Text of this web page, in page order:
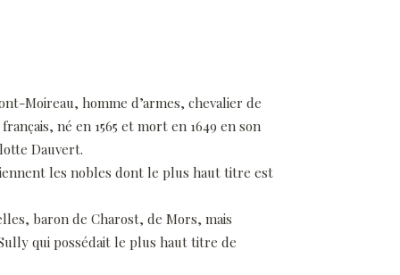
Moireau, homme d’armes, chevalier de
né en 1565 et mort en 1649 en son
Dauvert.
les nobles dont le plus haut titre est
baron de Charost, de Mors, mais
qui possédait le plus haut titre de